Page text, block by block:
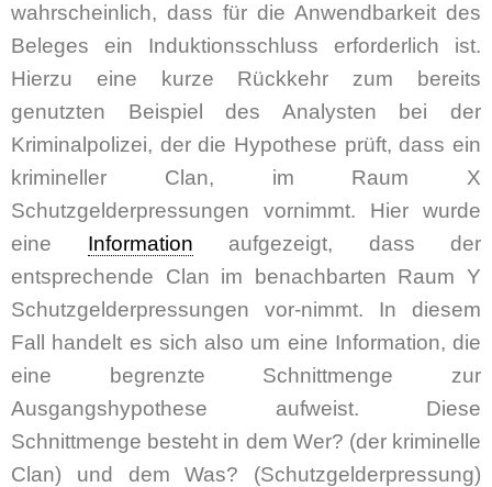
wahrscheinlich, dass für die Anwendbarkeit des
Beleges ein Induktionsschluss erforderlich ist.
Hierzu eine kurze Rückkehr zum bereits
genutzten Beispiel des Analysten bei der
Kriminalpolizei, der die Hypothese prüft, dass ein
krimineller Clan, im Raum X
Schutzgelderpressungen vornimmt. Hier wurde
eine Information aufgezeigt, dass der
entsprechende Clan im benachbarten Raum Y
Schutzgelderpressungen vor-nimmt. In diesem
Fall handelt es sich also um eine Information, die
eine begrenzte Schnittmenge zur
Ausgangshypothese aufweist. Diese
Schnittmenge besteht in dem Wer? (der kriminelle
Clan) und dem Was? (Schutzgelderpressung)